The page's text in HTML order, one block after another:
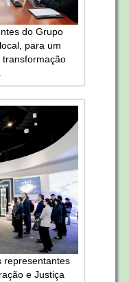
do Grupo
para um
representantes
e Justiça